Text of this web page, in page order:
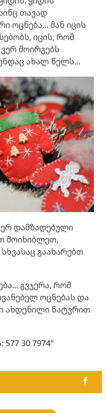
თავად
ოცნება... მან იცის
იცის, რომ
მოირგებს
ახალ წელს...
დამზადებული
მოიხიბლეთ,
გაახარებთ
გვჯერა, რომ
ოცნებას და
ახდენილი ნატვრით
30 7974"